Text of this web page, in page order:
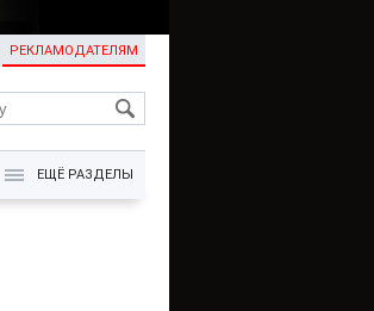
РЕКЛАМОДАТЕЛЯМ
KG
ЕЩЁ РАЗДЕЛЫ